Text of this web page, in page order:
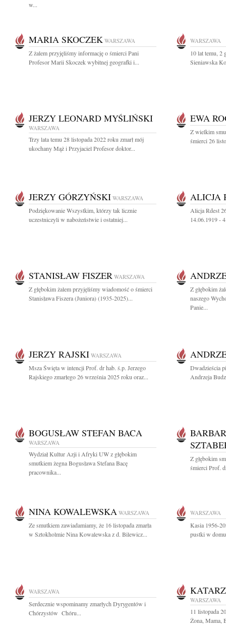
w...
MARIA SKOCZEK WARSZAWA
Z żalem przyjęliśmy informację o śmierci Pani
Profesor Marii Skoczek wybitnej geografki i...
WARSZAWA
10 lat temu, 2
Sieniawska
JERZY LEONARD MYŚLIŃSKI
WARSZAWA
Trzy lata temu 28 listopada 2022 roku zmarł mój
ukochany Mąż i Przyjaciel Profesor doktor...
EWA
Z wielkim
śmierci 26
JERZY GÓRZYŃSKI WARSZAWA
Podziękowanie Wszystkim, którzy tak licznie
uczestniczyli w nabożeństwie i ostatniej...
ALICJA
Alicja Rdest
14.06.1919 -
STANISŁAW FISZER WARSZAWA
Z głębokim żalem przyjęliśmy wiadomość o śmierci
Stanisława Fiszera (Juniora) (1935-2025)...
Z głębokim
naszego
Panie...
JERZY RAJSKI WARSZAWA
Msza Święta w intencji Prof. dr hab. ś.p. Jerzego
Rajskiego zmarłego 26 września 2025 roku oraz...
Dwadzieścia
Andrzeja
BOGUSŁAW STEFAN BACA
WARSZAWA
Wydział Kultur Azji i Afryki UW z głębokim
smutkiem żegna Bogusława Stefana Bacę
pracownika...
Z głębokim
śmierci Prof.
NINA KOWALEWSKA WARSZAWA
Ze smutkiem zawiadamiamy, że 16 listopada zmarła
w Sztokholmie Nina Kowalewska z d. Bilewicz...
WARSZAWA
Kasia 1956-
pustki w
WARSZAWA
Serdecznie wspominamy zmarłych Dyrygentów i
Chórzystów Chóru...
WARSZAWA
11 listopada
Żona, Mama,